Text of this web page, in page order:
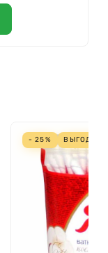
- 25% ВЫГОДА